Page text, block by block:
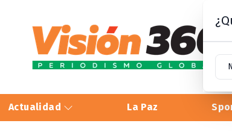
Actualidad La Paz